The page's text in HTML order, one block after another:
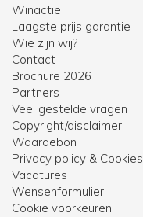
Winactie
Laagste prijs garantie
Wie zijn wij?
Contact
Brochure 2026
Partners
Veel gestelde vragen
Copyright/disclaimer
Waardebon
Privacy policy & Cookies
Vacatures
Wensenformulier
Cookie voorkeuren